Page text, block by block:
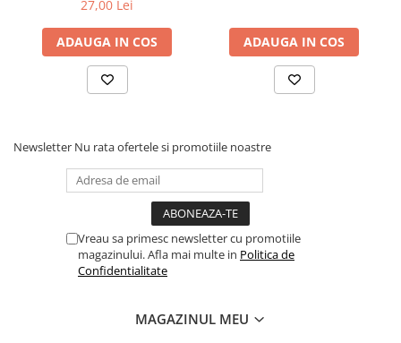
27,00 Lei
ADAUGA IN COS ADAUGA IN COS
Newsletter Nu rata ofertele si promotiile noastre
Vreau sa primesc newsletter cu promotiile
magazinului. Afla mai multe in Politica de
Confidentialitate
MAGAZINUL MEU